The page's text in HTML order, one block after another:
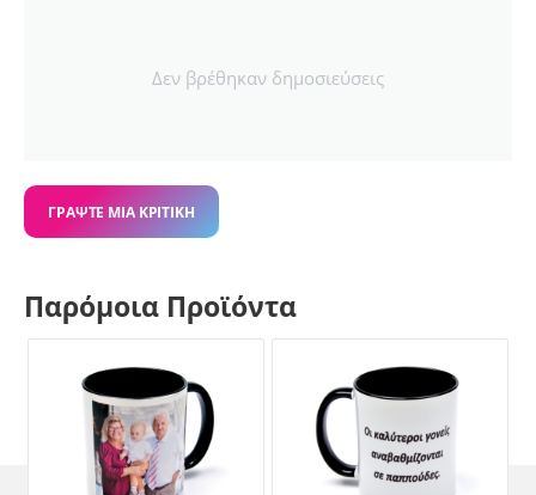
Δεν βρέθηκαν δημοσιεύσεις
ΓΡΆΨΤΕ ΜΙΑ ΚΡΙΤΙΚΉ
Παρόμοια Προϊόντα